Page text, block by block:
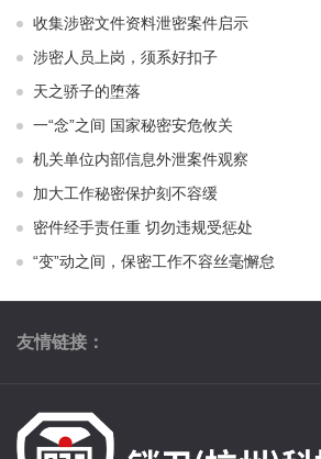
收集涉密文件资料泄密案件启示
涉密人员上岗，须系好扣子
天之骄子的堕落
一“念”之间 国家秘密安危攸关
机关单位内部信息外泄案件观察
加大工作秘密保护刻不容缓
密件经手责任重 切勿违规受惩处
“变”动之间，保密工作不容丝毫懈怠
友情链接：